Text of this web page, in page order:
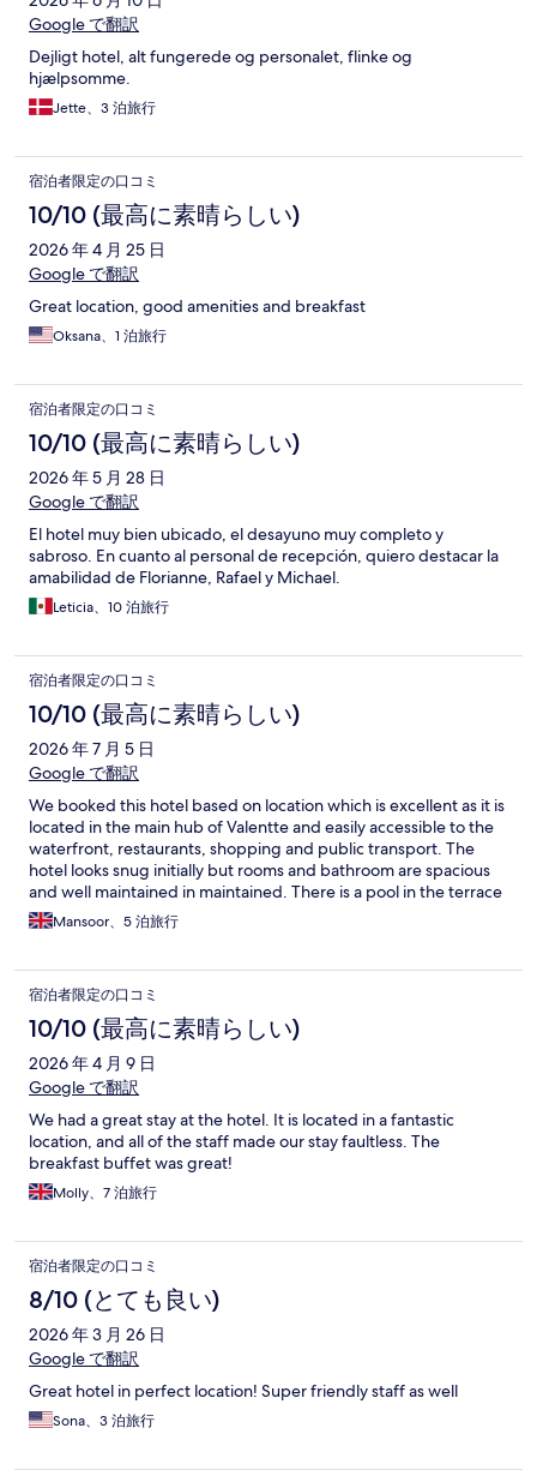
Google で翻訳
Dejligt hotel, alt fungerede og personalet, flinke og
hjælpsomme.
Jette、3 泊旅行
宿泊者限定の口コミ
10/10 (最高に素晴らしい)
2026 年 4 月 25 日
Google で翻訳
Great location, good amenities and breakfast
Oksana、1 泊旅行
宿泊者限定の口コミ
10/10 (最高に素晴らしい)
2026 年 5 月 28 日
Google で翻訳
El hotel muy bien ubicado, el desayuno muy completo y
sabroso. En cuanto al personal de recepción, quiero destacar la
amabilidad de Florianne, Rafael y Michael.
Leticia、10 泊旅行
宿泊者限定の口コミ
10/10 (最高に素晴らしい)
2026 年 7 月 5 日
Google で翻訳
We booked this hotel based on location which is excellent as it is
located in the main hub of Valentte and easily accessible to the
waterfront, restaurants, shopping and public transport. The
hotel looks snug initially but rooms and bathroom are spacious
and well maintained in maintained. There is a pool in the terrace
where they serve light meals and drinks. Water is topped up
everyday and room is tidied up. We enjoyed our stay very much
recommend staying here.
Mansoor、5 泊旅行
宿泊者限定の口コミ
10/10 (最高に素晴らしい)
2026 年 4 月 9 日
Google で翻訳
We had a great stay at the hotel. It is located in a fantastic
location, and all of the staff made our stay faultless. The
breakfast buffet was great!
Molly、7 泊旅行
宿泊者限定の口コミ
8/10 (とても良い)
2026 年 3 月 26 日
Google で翻訳
Great hotel in perfect location! Super friendly staff as well
Sona、3 泊旅行